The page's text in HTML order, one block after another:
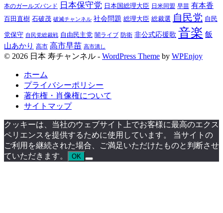
本のガールズバンド
日本保守党 日本国総理大臣 日米同盟 早苗 有本香
百田直樹 石破茂 破滅チャンネル 社会問題 総理大臣 総裁選 自民党 自民
党保守 自民党総裁戦 自由民主党 闇ライブ 防衛 非公式応援歌 音楽 飯
山あかり 高市 高市早苗 高市潰し
© 2026 日本 寿チャンネル - WordPress Theme by WPEnjoy
ホーム
プライバシーポリシー
著作権・肖像権について
サイトマップ
クッキーは、当社のウェブサイト上でお客様に最高のエクス
ペリエンスを提供するために使用しています。 当サイトの
ご利用を継続された場合、ご満足いただけたものと判断させ
ていただきます。
OK